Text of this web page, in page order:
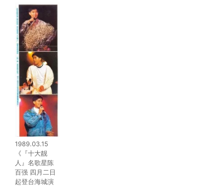
1989.03.15
《『十大靓
人』名歌星陈
百强 四月二日
起登台海城演